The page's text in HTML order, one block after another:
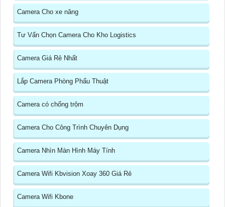
Camera Cho xe nâng
Tư Vấn Chọn Camera Cho Kho Logistics
Camera Giá Rẻ Nhất
Lắp Camera Phòng Phẩu Thuật
Camera có chống trộm
Camera Cho Công Trình Chuyên Dụng
Camera Nhìn Màn Hình Máy Tính
Camera Wifi Kbvision Xoay 360 Giá Rẻ
Camera Wifi Kbone